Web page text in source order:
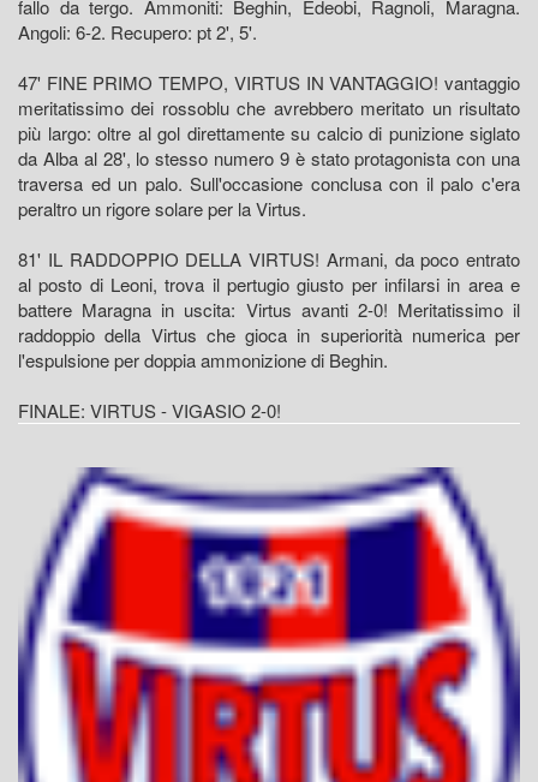
fallo da tergo. Ammoniti: Beghin, Edeobi, Ragnoli, Maragna.
Angoli: 6-2. Recupero: pt 2', 5'.
47' FINE PRIMO TEMPO, VIRTUS IN VANTAGGIO! vantaggio
meritatissimo dei rossoblu che avrebbero meritato un risultato
più largo: oltre al gol direttamente su calcio di punizione siglato
da Alba al 28', lo stesso numero 9 è stato protagonista con una
traversa ed un palo. Sull'occasione conclusa con il palo c'era
peraltro un rigore solare per la Virtus.
81' IL RADDOPPIO DELLA VIRTUS! Armani, da poco entrato
al posto di Leoni, trova il pertugio giusto per infilarsi in area e
battere Maragna in uscita: Virtus avanti 2-0! Meritatissimo il
raddoppio della Virtus che gioca in superiorità numerica per
l'espulsione per doppia ammonizione di Beghin.
FINALE: VIRTUS - VIGASIO 2-0!